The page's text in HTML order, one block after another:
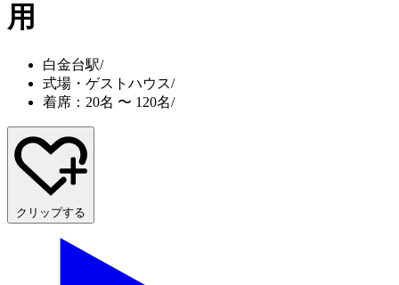
用
白金台駅/
式場・ゲストハウス/
着席：20名 〜 120名/
クリップする